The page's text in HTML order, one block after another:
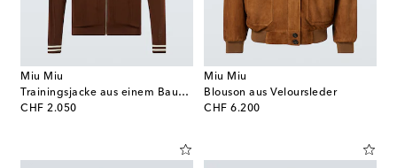
Miu Miu
Trainingsjacke aus einem Baumwollgemisch
CHF 2.050
original price
Miu Miu
Blouson aus Veloursleder
CHF 6.200
original price